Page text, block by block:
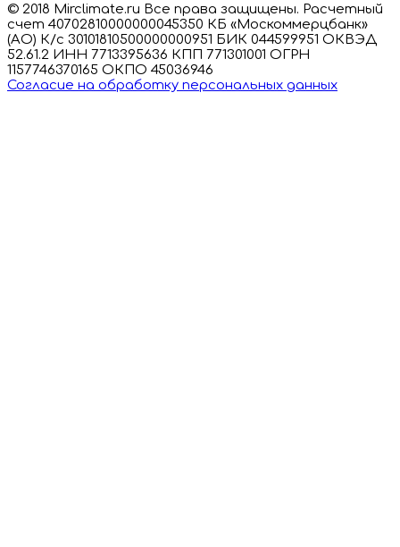
© 2018 Mirclimate.ru Все права защищены. Расчетный
счет 40702810000000045350 КБ «Москоммерцбанк»
(АО) К/с 30101810500000000951 БИК 044599951 ОКВЭД
52.61.2 ИНН 7713395636 КПП 771301001 ОГРН
1157746370165 ОКПО 45036946
Согласие на обработку персональных данных